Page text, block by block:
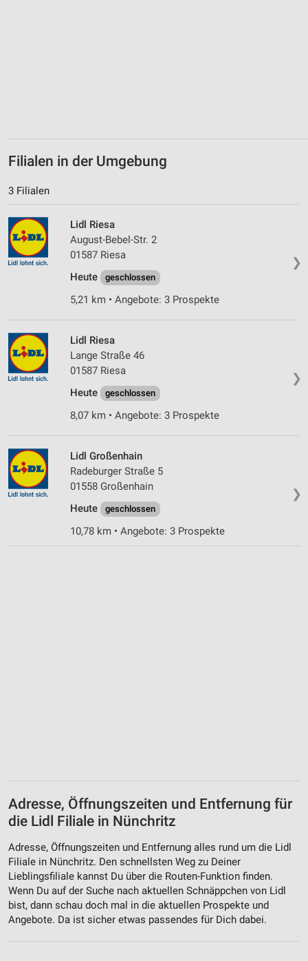
Filialen in der Umgebung
3 Filialen
❯
Lidl Riesa
August-Bebel-Str. 2
01587 Riesa
Heute
geschlossen
5,21 km • Angebote: 3 Prospekte
❯
Lidl Riesa
Lange Straße 46
01587 Riesa
Heute
geschlossen
8,07 km • Angebote: 3 Prospekte
❯
Lidl Großenhain
Radeburger Straße 5
01558 Großenhain
Heute
geschlossen
10,78 km • Angebote: 3 Prospekte
Adresse, Öffnungszeiten und Entfernung für
die Lidl Filiale in Nünchritz
Adresse, Öffnungszeiten und Entfernung alles rund um die Lidl
Filiale in Nünchritz. Den schnellsten Weg zu Deiner
Lieblingsfiliale kannst Du über die Routen-Funktion finden.
Wenn Du auf der Suche nach aktuellen Schnäppchen von Lidl
bist, dann schau doch mal in die aktuellen Prospekte und
Angebote. Da ist sicher etwas passendes für Dich dabei.